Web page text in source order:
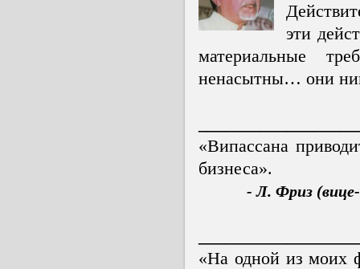
эти
материальные
ненасытны… они
«Випассана
бизнеса».
- Л. Фриз
«На одной из моих